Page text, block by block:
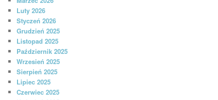
Luty 2026
Styczeń 2026
Grudzień 2025
Listopad 2025
Październik 2025
Wrzesień 2025
Sierpień 2025
Lipiec 2025
Czerwiec 2025